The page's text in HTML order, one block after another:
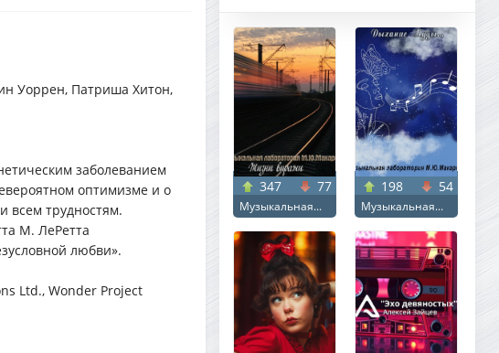
Уоррен, Патриша Хитон,
заболеванием
оптимизме и о
всем трудностям.
М. ЛеРетта
любви».
Ltd., Wonder Project
347 77
Музыкальная...
198 54
Музыкальная...